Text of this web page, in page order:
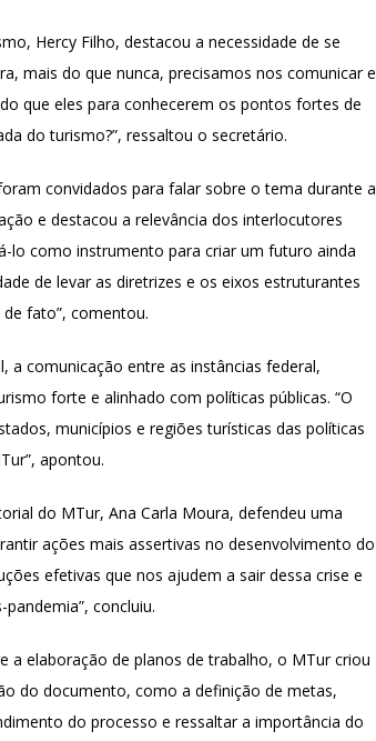
Hercy Filho, destacou a necessidade de se
mais do que nunca, precisamos nos comunicar e
que eles para conhecerem os pontos fortes de
do turismo?”, ressaltou o secretário.
convidados para falar sobre o tema durante a
e destacou a relevância dos interlocutores
lo como instrumento para criar um futuro ainda
de levar as diretrizes e os eixos estruturantes
fato”, comentou.
a comunicação entre as instâncias federal,
forte e alinhado com políticas públicas. “O
municípios e regiões turísticas das políticas
apontou.
do MTur, Ana Carla Moura, defendeu uma
ações mais assertivas no desenvolvimento do
efetivas que nos ajudem a sair dessa crise e
concluiu.
a elaboração de planos de trabalho, o MTur criou
do documento, como a definição de metas,
do processo e ressaltar a importância do